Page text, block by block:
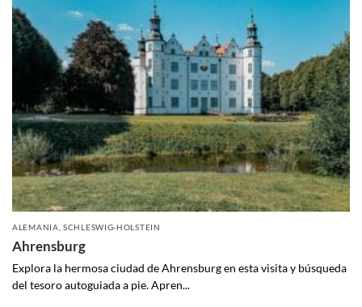
ALEMANIA ,SCHLESWIG-HOLSTEIN
Ahrensburg
Explora la hermosa ciudad de Ahrensburg en esta visita y búsqueda
del tesoro autoguiada a pie. Apren...